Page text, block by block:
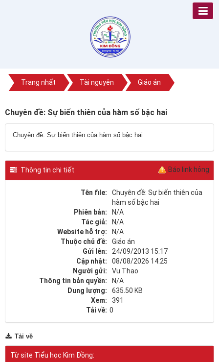
Trang nhất Tài nguyên Giáo án
Chuyên đề: Sự biến thiên của hàm số bậc hai
Chuyên đề: Sự biến thiên của hàm số bậc hai
Báo link hỏng
Thông tin chi tiết
Tên file:
Chuyên đề: Sự biến thiên của
hàm số bậc hai
Phiên bản:
N/A
Tác giả:
N/A
Website hỗ trợ:
N/A
Thuộc chủ đề:
Giáo án
Gửi lên:
24/09/2013 15:17
Cập nhật:
08/08/2026 14:25
Người gửi:
Vu Thao
Thông tin bản quyền:
N/A
Dung lượng:
635.50 KB
Xem:
391
Tải về: 0
Tải về
Từ site Tiểu học Kim Đồng: